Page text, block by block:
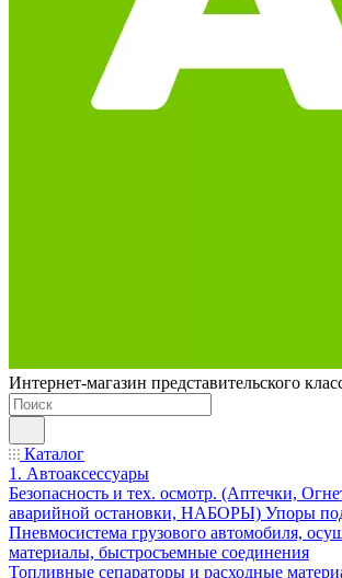
Интернет-магазин представительского
Каталог
1. Автоаксессуары
Безопасность и тех. осмотр. (Аптечки,
аварийной остановки, НАБОРЫ) Упоры
Пневмосистема грузового автомобиля,
материалы, быстросъемные соединения
Топливные сепараторы и расходные